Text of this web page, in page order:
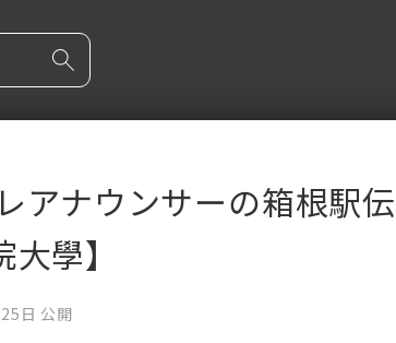
アナウンサーの箱根駅
學】
日 公開